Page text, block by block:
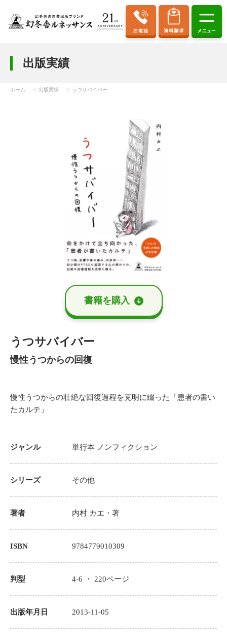
出版実績
ホーム 出版実績 うつサバイバー
書籍を購⼊
うつサバイバー
慢性うつからの回復
慢性うつからの壮絶な回復過程を克明に綴った「患者の書い
たカルテ」
ジャンル 単行本 ノンフィクション
シリーズ その他
著者 内村 カエ ・著
ISBN 9784779010309
判型 4-6 ・ 220ページ
出版年月日 2013-11-05